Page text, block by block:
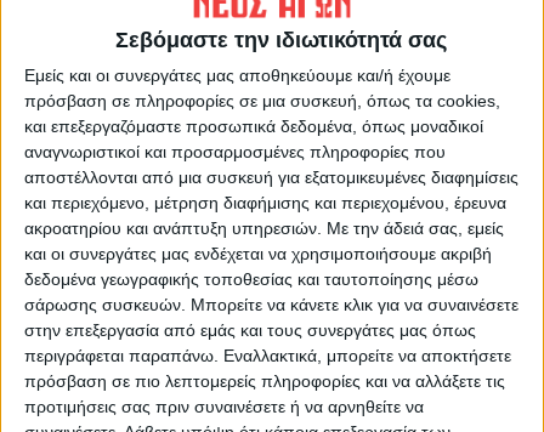
Σεβόμαστε την ιδιωτικότητά σας
Εμείς και οι συνεργάτες μας αποθηκεύουμε και/ή έχουμε
πρόσβαση σε πληροφορίες σε μια συσκευή, όπως τα cookies,
και επεξεργαζόμαστε προσωπικά δεδομένα, όπως μοναδικοί
αναγνωριστικοί και προσαρμοσμένες πληροφορίες που
αποστέλλονται από μια συσκευή για εξατομικευμένες διαφημίσεις
και περιεχόμενο, μέτρηση διαφήμισης και περιεχομένου, έρευνα
ακροατηρίου και ανάπτυξη υπηρεσιών. Με την άδειά σας, εμείς
και οι συνεργάτες μας ενδέχεται να χρησιμοποιήσουμε ακριβή
δεδομένα γεωγραφικής τοποθεσίας και ταυτοποίησης μέσω
σάρωσης συσκευών. Μπορείτε να κάνετε κλικ για να συναινέσετε
στην επεξεργασία από εμάς και τους συνεργάτες μας όπως
περιγράφεται παραπάνω. Εναλλακτικά, μπορείτε να αποκτήσετε
πρόσβαση σε πιο λεπτομερείς πληροφορίες και να αλλάξετε τις
προτιμήσεις σας πριν συναινέσετε ή να αρνηθείτε να
των ναρκωτικών, στον εντοπισμό ατόμων
σε βάρος των οποίων εκκρεμούν
καταδικαστικές αποφάσεις, στη διενέργεια
ελέγχων σε επιχειρήσεις και καταστήματα,
στον έλεγχο οχημάτων και της νόμιμης
κυκλοφορίας τους και γενικότερα στην
αντιμετώπιση κάθε μορφής
παραβατικότητας.
Στο πλαίσιο των επιχειρήσεων:
– ελέγχθηκαν 3.491 άτομα,